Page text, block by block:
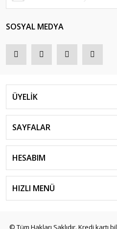
SOSYAL MEDYA
ÜYELİK
SAYFALAR
HESABIM
HIZLI MENÜ
© Tüm Hakları Saklıdır. Kredi kartı